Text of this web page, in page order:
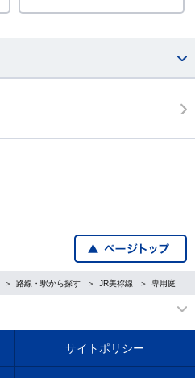
路線・駅から探す JR美祢線 専用庭
サイトポリシー